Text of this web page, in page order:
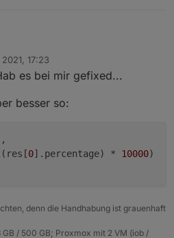
gefixed...
17:23
es bei mir gefixed...
besser so:
,
(res[0]. percentage) * 10000)
denn die Handhabung ist grauenhaft
/ 500 GB; Proxmox mit 2 VM (iob /